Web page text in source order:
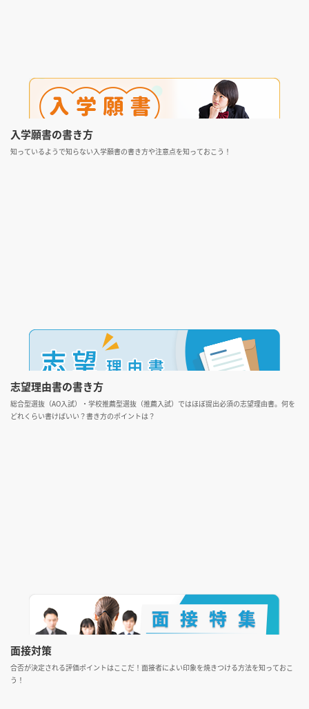
入学願書の書き方
知っているようで知らない入学願書の書き方や注意点を知っておこう！
志望理由書の書き方
総合型選抜（AO入試）・学校推薦型選抜（推薦入試）ではほぼ提出必須の志望理由書。何を
どれくらい書けばいい？書き方のポイントは？
面接対策
合否が決定される評価ポイントはここだ！面接者によい印象を焼きつける方法を知っておこ
う！